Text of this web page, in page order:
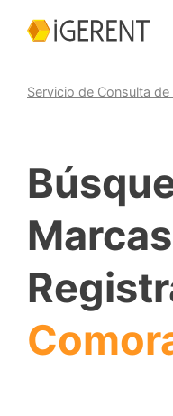
Servicio de Consulta
Marcas